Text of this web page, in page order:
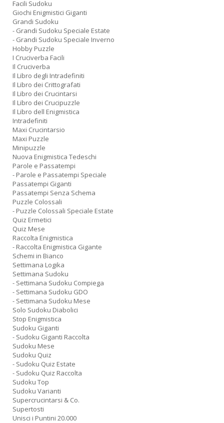
Facili Sudoku
Giochi Enigmistici Giganti
Grandi Sudoku
- Grandi Sudoku Speciale Estate
- Grandi Sudoku Speciale Inverno
Hobby Puzzle
I Cruciverba Facili
Il Cruciverba
Il Libro degli Intradefiniti
Il Libro dei Crittografati
Il Libro dei Crucintarsi
Il Libro dei Crucipuzzle
Il Libro dell Enigmistica
Intradefiniti
Maxi Crucintarsio
Maxi Puzzle
Minipuzzle
Nuova Enigmistica Tedeschi
Parole e Passatempi
- Parole e Passatempi Speciale
Passatempi Giganti
Passatempi Senza Schema
Puzzle Colossali
- Puzzle Colossali Speciale Estate
Quiz Ermetici
Quiz Mese
Raccolta Enigmistica
- Raccolta Enigmistica Gigante
Schemi in Bianco
Settimana Logika
Settimana Sudoku
- Settimana Sudoku Compiega
- Settimana Sudoku GDO
- Settimana Sudoku Mese
Solo Sudoku Diabolici
Stop Enigmistica
Sudoku Giganti
- Sudoku Giganti Raccolta
Sudoku Mese
Sudoku Quiz
- Sudoku Quiz Estate
- Sudoku Quiz Raccolta
Sudoku Top
Sudoku Varianti
Supercrucintarsi & Co.
Supertosti
Unisci i Puntini 20.000